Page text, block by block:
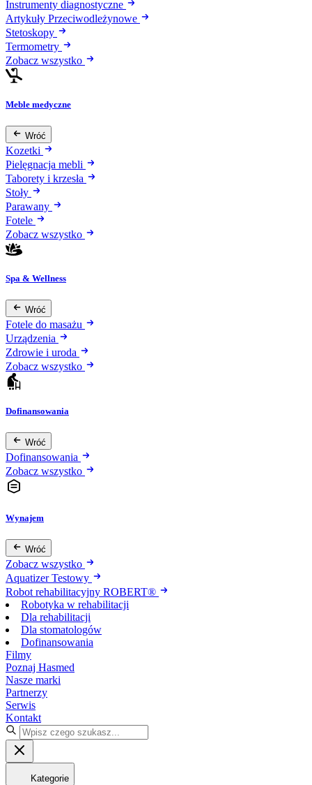
Instrumenty diagnostyczne
Artykuły Przeciwodleżynowe
Stetoskopy
Termometry
Zobacz wszystko
Meble medyczne
Wróć
Kozetki
Pielęgnacja mebli
Taborety i krzesła
Stoły
Parawany
Fotele
Zobacz wszystko
Spa & Wellness
Wróć
Fotele do masażu
Urządzenia
Zdrowie i uroda
Zobacz wszystko
Dofinansowania
Wróć
Dofinansowania
Zobacz wszystko
Wynajem
Wróć
Zobacz wszystko
Aquatizer Testowy
Robot rehabilitacyjny ROBERT®
Robotyka w rehabilitacji
Dla rehabilitacji
Dla stomatologów
Dofinansowania
Filmy
Poznaj Hasmed
Nasze marki
Partnerzy
Serwis
Kontakt
Kategorie